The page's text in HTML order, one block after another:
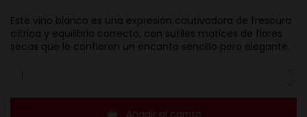
Este vino blanco es una expresión cautivadora de frescura
cítrica y equilibrio correcto, con sutiles matices de flores
secas que le confieren un encanto sencillo pero elegante.
Añadir al carrito